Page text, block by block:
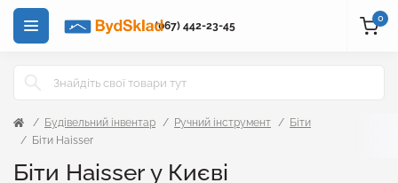
(067) 442-23-45
0
Будівельний інвентар Ручний інструмент
Біти
Біти Haisser
Біти Haisser у Києві